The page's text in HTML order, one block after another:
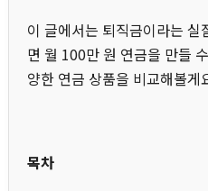
이 글에서는 퇴직금이라는
면 월 100만 원 연금을 만들
양한 연금 상품을 비교해볼게
목차